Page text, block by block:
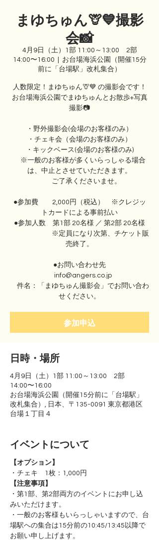
まゆちゅん🦒💙撮影
会📸
4月9日（土）1部 11:00～13:00 2部
14:00〜16:00
お台場海浜公園（開催15分
前に「台場駅」改札集合）
人数限定！まゆちゅん🦒💙 の撮影会です！
お台場海浜公園でまゆちゅんとお散歩+写真
撮影📷
・野外撮影会(会場のお客様のみ）
・チェキ会（会場のお客様のみ）
・キックベース(会場のお客様のみ)
※一般のお客様が多くいらっしゃる場合
は、中止とさせていただきます。
ご了承くださいませ。
●参加費 2,000円（税込） ※クレジッ
トカードによる事前払い
●参加人数 第1部 20名様 ／ 第2部 20名様
※定員になり次第、チケット販
売終了。
●お問い合わせ先
info@angers.co.jp
件名：「まゆちゅん撮影会」でお問い合わ
せください。
参加申込
日時・場所
4月9日（土）1部 11:00～13:00 2部
14:00〜16:00
お台場海浜公園（開催15分前に「台場駅」
改札集合）, 日本、〒135-0091 東京都港区
台場１丁目４
イベントについて
【オプション】
・チェキ　1枚：1,000円
【注意事項】
・第1部、第2部両方のイベントにお申し込
みいただけます。
・一般のお客様もいらっしゃいますので、台
場駅への集合は15分前の10:45/13:45以降で
お願い申し上げます。